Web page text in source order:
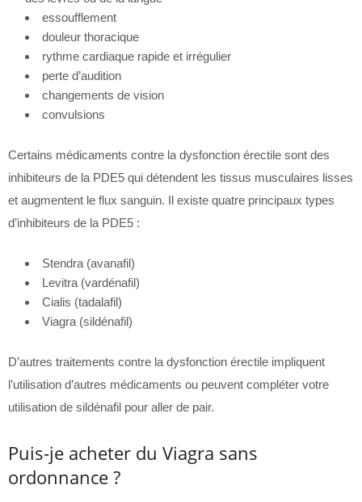
essoufflement
douleur thoracique
rythme cardiaque rapide et irrégulier
perte d’audition
changements de vision
convulsions
Certains médicaments contre la dysfonction érectile sont des
inhibiteurs de la PDE5 qui détendent les tissus musculaires lisses
et augmentent le flux sanguin. Il existe quatre principaux types
d’inhibiteurs de la PDE5 :
Stendra (avanafil)
Levitra (vardénafil)
Cialis (tadalafil)
Viagra (sildénafil)
D’autres traitements contre la dysfonction érectile impliquent
l’utilisation d’autres médicaments ou peuvent compléter votre
utilisation de sildénafil pour aller de pair.
Puis-je acheter du Viagra sans
ordonnance ?